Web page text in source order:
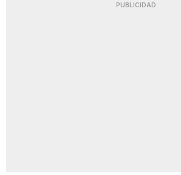
PUBLICIDAD